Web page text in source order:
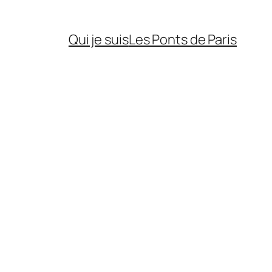
Qui je suisLes Ponts de Paris